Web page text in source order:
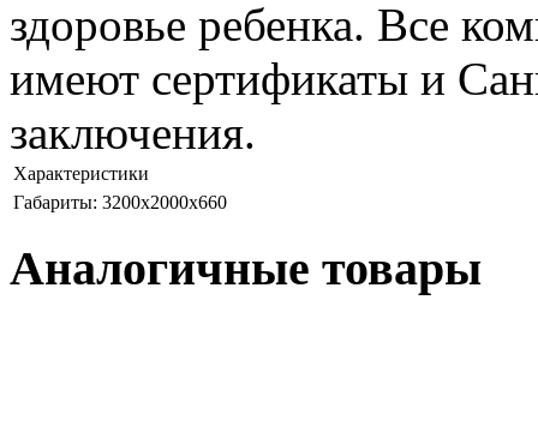
здоровье ребенка. Все
имеют сертификаты и
заключения.
Характеристики
Габариты: 3200х2000х660
Аналогичные товары